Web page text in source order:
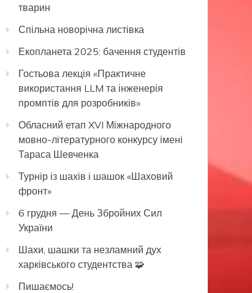
тварин
Спільна новорічна листівка
Екопланета 2025: бачення студентів
Гостьова лекція «Практичне
використання LLM та інженерія
промптів для розробників»
Обласний етап XVI Міжнародного
мовно-літературного конкурсу імені
Тараса Шевченка
Турнір із шахів і шашок «Шаховий
фронт»
6 грудня — День Збройних Сил
України
Шахи, шашки та незламний дух
харківського студентства 🧩
Пишаємось!